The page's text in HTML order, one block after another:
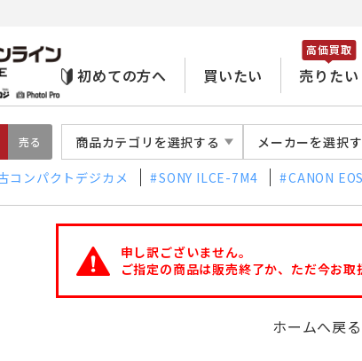
初めての方へ 買いたい 売りたい
高価買取
売る 商品カテゴリを選択する メーカーを選択
コンパクトデジカメ SONY ILCE-7M4 CANON
申し訳ございません。
ご指定の商品は販売終了か、ただ今お取
ホームへ戻る